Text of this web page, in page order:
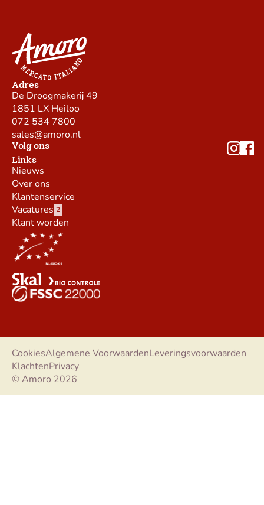
Adres
De Droogmakerij 49
1851 LX Heiloo
072 534 7800
sales@amoro.nl
Volg ons
Links
Nieuws
Over ons
Klantenservice
Vacatures 2
Klant worden
© Amoro 2026
CookiesAlgemene VoorwaardenLeveringsvoorwaarden
KlachtenPrivacy